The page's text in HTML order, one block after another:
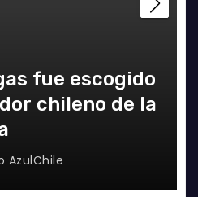
fue escogido
chileno de la
AzulChile